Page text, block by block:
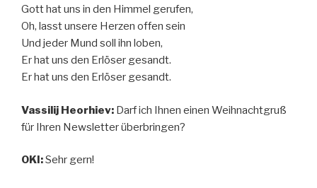
Gott hat uns in den Himmel gerufen,
Oh, lasst unsere Herzen offen sein
Und jeder Mund soll ihn loben,
Er hat uns den Erlöser gesandt.
Er hat uns den Erlöser gesandt.
Vassilij Heorhiev: Darf ich Ihnen einen Weihnachtgruß
für Ihren Newsletter überbringen?
OKI:Sehr gern!